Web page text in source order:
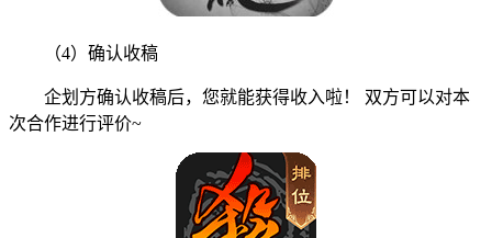
（4）确认收稿
企划方确认收稿后，您就能获得收入啦！ 双方可以对本
次合作进行评价~